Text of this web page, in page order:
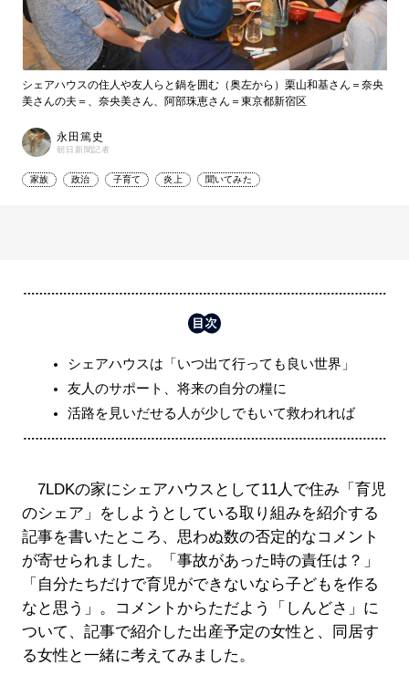
シェアハウスの住人や友人らと鍋を囲む（奥左から）栗山和基さん＝奈央
美さんの夫＝、奈央美さん、阿部珠恵さん＝東京都新宿区
永田篤史
朝日新聞記者
家族 政治 子育て 炎上 聞いてみた
シェアハウスは「いつ出て行っても良い世界」
友人のサポート、将来の自分の糧に
活路を見いだせる人が少しでもいて救われれば
7LDKの家にシェアハウスとして11人で住み「育児
のシェア」をしようとしている取り組みを紹介する
記事を書いたところ、思わぬ数の否定的なコメント
が寄せられました。「事故があった時の責任は？」
「自分たちだけで育児ができないなら子どもを作る
なと思う」。コメントからただよう「しんどさ」に
ついて、記事で紹介した出産予定の女性と、同居す
る女性と一緒に考えてみました。